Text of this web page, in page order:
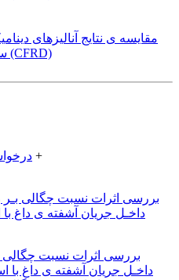
مقایسه ی‌ نتایج آنالیزهای‌
سنگریزی‌ شده با‌رویه‌ی‌ بتنی‌ (CFRD)
+
بررسی اثرات نسبت چگالی بـر
داخـل جریان آشفته ی داغ